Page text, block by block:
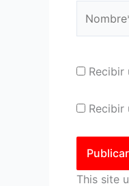
Recibir
Recibir
This site